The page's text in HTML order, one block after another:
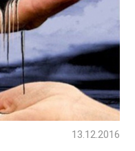
13.12.2016